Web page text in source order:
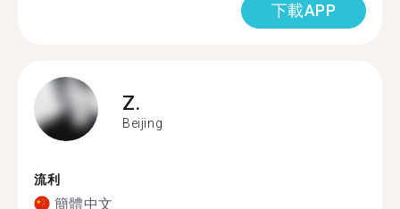
下載APP
Z.
Beijing
流利
簡體中文